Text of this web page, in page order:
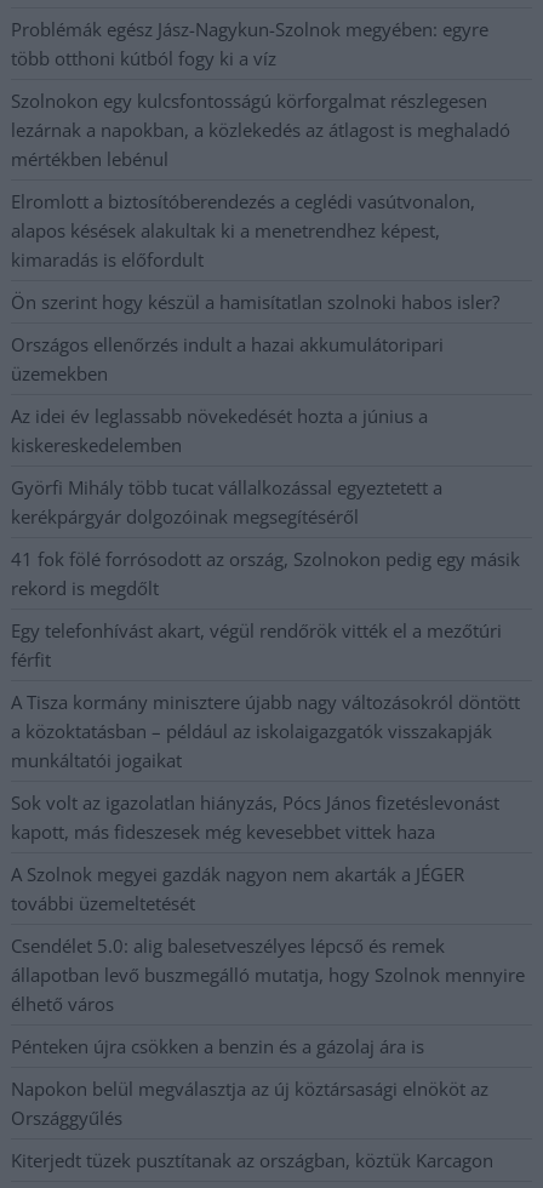
Problémák egész Jász-Nagykun-Szolnok megyében: egyre
több otthoni kútból fogy ki a víz
Szolnokon egy kulcsfontosságú körforgalmat részlegesen
lezárnak a napokban, a közlekedés az átlagost is meghaladó
mértékben lebénul
Elromlott a biztosítóberendezés a ceglédi vasútvonalon,
alapos késések alakultak ki a menetrendhez képest,
kimaradás is előfordult
Ön szerint hogy készül a hamisítatlan szolnoki habos isler?
Országos ellenőrzés indult a hazai akkumulátoripari
üzemekben
Az idei év leglassabb növekedését hozta a június a
kiskereskedelemben
Györfi Mihály több tucat vállalkozással egyeztetett a
kerékpárgyár dolgozóinak megsegítéséről
41 fok fölé forrósodott az ország, Szolnokon pedig egy másik
rekord is megdőlt
Egy telefonhívást akart, végül rendőrök vitték el a mezőtúri
férfit
A Tisza kormány minisztere újabb nagy változásokról döntött
a közoktatásban – például az iskolaigazgatók visszakapják
munkáltatói jogaikat
Sok volt az igazolatlan hiányzás, Pócs János fizetéslevonást
kapott, más fideszesek még kevesebbet vittek haza
A Szolnok megyei gazdák nagyon nem akarták a JÉGER
további üzemeltetését
Csendélet 5.0: alig balesetveszélyes lépcső és remek
állapotban levő buszmegálló mutatja, hogy Szolnok mennyire
élhető város
Pénteken újra csökken a benzin és a gázolaj ára is
Napokon belül megválasztja az új köztársasági elnököt az
Országgyűlés
Kiterjedt tüzek pusztítanak az országban, köztük Karcagon